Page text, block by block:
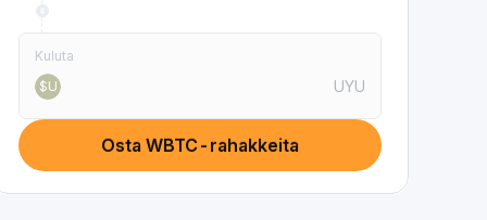
Kuluta
$U
UYU
Osta WBTC-rahakkeita